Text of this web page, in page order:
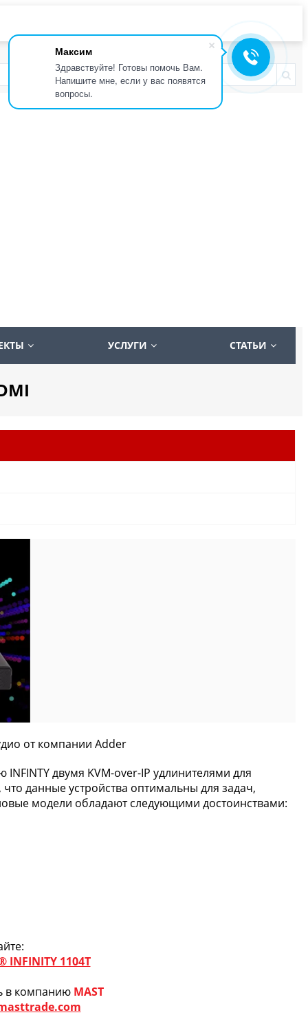
Максим
Здравствуйте! Готовы помочь Вам.
Напишите мне, если у вас появятся
вопросы.
УСЛУГИ СТАТЬИ
от компании Adder
двумя KVM-over-IP удлинителями для
данные устройства оптимальны для задач,
модели обладают следующими достоинствами:
INFINITY 1104T
в компанию MAST